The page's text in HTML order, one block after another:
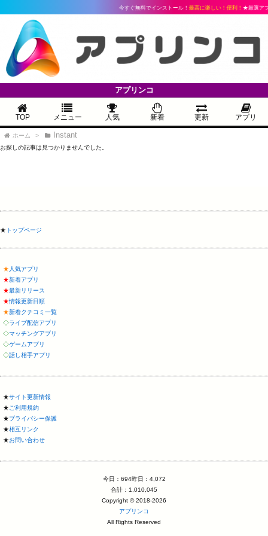
今すぐ無料でインストール！ 最高に楽しい！便利！ ★厳選ア
アプリンコ
TOP メニュー 人気 新着 更新 アプリ
ホーム > Instant
お探しの記事は見つかりませんでした。
★ トップページ
★ 人気アプリ
★新着アプリ
★最新リリース
★情報更新日順
★新着クチコミ一覧
◇ライブ配信アプリ
◇マッチングアプリ
◇ゲームアプリ
◇話し相手アプリ
★サイト更新情報
★ ご利用規約
★プライバシー保護
★相互リンク
★お問い合わせ
今日：694昨日：4,072
合計：1,010,045
Copyright © 2018-2026
アプリンコ
All Rights Reserved